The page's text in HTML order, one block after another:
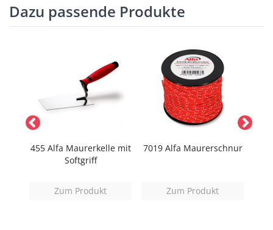
Dazu passende Produkte
455 Alfa Maurerkelle mit
Softgriff
Zum Produkt
7019 Alfa Maurerschnur
Zum Produkt